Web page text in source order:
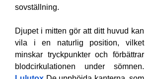
sovställning.
Djupet i mitten gör att ditt huvud kan
vila i en naturlig position, vilket
minskar tryckpunkter och förbättrar